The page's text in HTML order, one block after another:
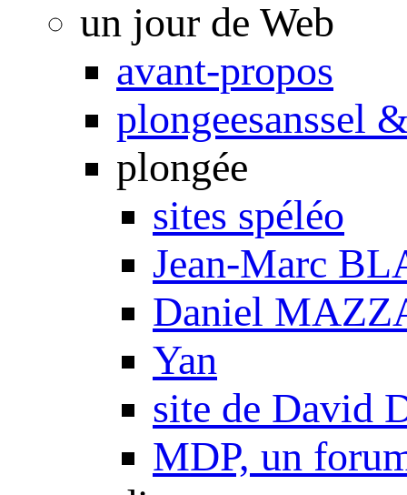
un jour de Web
avant-propos
plongeesanssel
plongée
sites spéléo
Jean-Marc
Daniel
Yan
site de David
MDP, un